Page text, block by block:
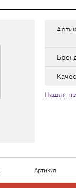
Нашли
Артикул